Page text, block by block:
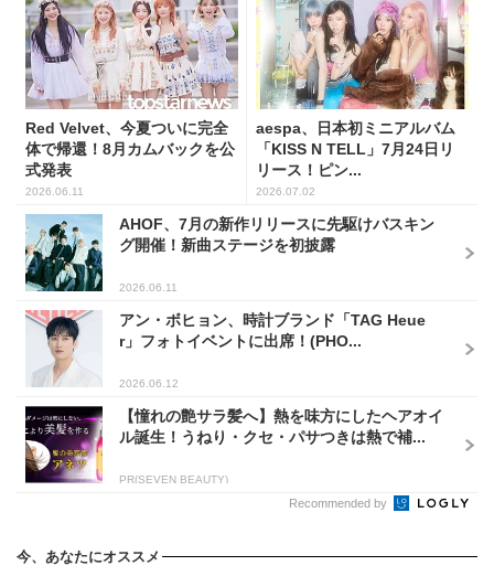
Red Velvet、今夏ついに完全
体で帰還！8月カムバックを公
式発表
2026.06.11
aespa、日本初ミニアルバム
「KISS N TELL」7月24日リ
リース！ピン...
2026.07.02
AHOF、7月の新作リリースに先駆けバスキン
グ開催！新曲ステージを初披露
2026.06.11
アン・ボヒョン、時計ブランド「TAG Heue
r」フォトイベントに出席！(PHO...
2026.06.12
【憧れの艶サラ髪へ】熱を味方にしたヘアオイ
ル誕生！うねり・クセ・パサつきは熱で補...
PR(SEVEN BEAUTY)
Recommended by
今、あなたにオススメ